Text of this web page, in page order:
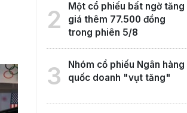
2
Một cổ phiếu bất ngờ tăng
giá thêm 77.500 đồng
trong phiên 5/8
3
Nhóm cổ phiếu Ngân hàng
quốc doanh "vụt tăng"